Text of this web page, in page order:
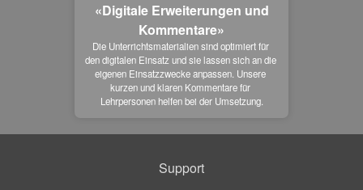
«Digitale Erweiterungen und
Kommentare»
Die Unterrichtsmaterialien sind optimiert für
den digitalen Einsatz und sie lassen sich an die
eigenen Einsatzzwecke anpassen. Unsere
kurzen und klaren Kommentare für
Lehrpersonen helfen bei der Umsetzung.
Support